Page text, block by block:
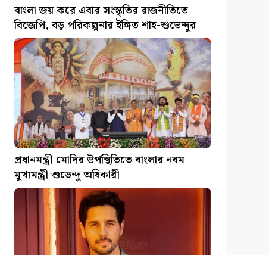
বাংলা জয় করে এবার সংস্কৃতির রাজনীতিতে
বিজেপি, বড় পরিকল্পনার ইঙ্গিত শাহ-শুভেন্দুর
প্রধানমন্ত্রী মোদির উপস্থিতিতে বাংলার নবম
মুখ্যমন্ত্রী শুভেন্দু অধিকারী